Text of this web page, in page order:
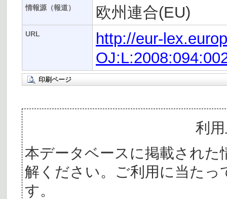
情報源（報道） 欧州連合(EU)
URL
http://eur-
印刷ページ
利
本データベースに掲載された
解ください。ご利用に当た
す。